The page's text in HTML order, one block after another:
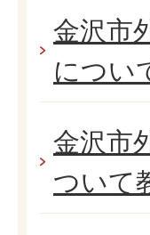
金沢市
につい
金沢市
ついて